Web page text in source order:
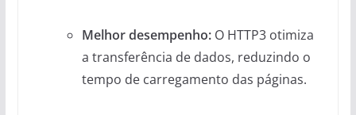
Melhor desempenho:O HTTP3 otimiza
a transferência de dados, reduzindo o
tempo de carregamento das páginas.